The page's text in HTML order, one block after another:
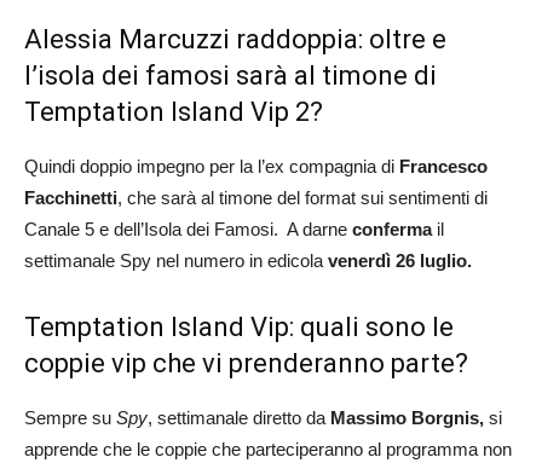
Alessia Marcuzzi raddoppia: oltre e
l’isola dei famosi sarà al timone di
Temptation Island Vip 2?
Quindi doppio impegno per la l’ex compagnia di Francesco
Facchinetti, che sarà al timone del format sui sentimenti di
Canale 5 e dell’Isola dei Famosi. A darne confermail
settimanale Spy nel numero in edicola venerdì 26 luglio.
Temptation Island Vip: quali sono le
coppie vip che vi prenderanno parte?
Sempre su Spy, settimanale diretto da Massimo Borgnis, si
apprende che le coppie che parteciperanno al programma non